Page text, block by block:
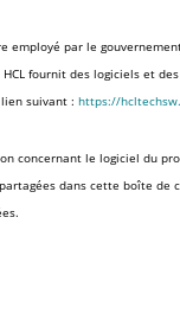
employé par le
fournit des logiciels et
lien suivant :https://
concernant le logiciel du
dans cette boîte de